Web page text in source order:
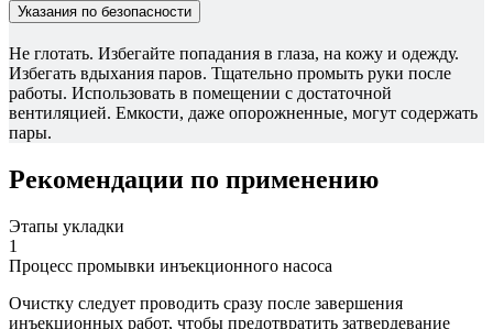
Указания по безопасности
Не глотать. Избегайте попадания в глаза, на кожу и одежду.
Избегать вдыхания паров. Тщательно промыть руки после
работы. Использовать в помещении с достаточной
вентиляцией. Емкости, даже опорожненные, могут содержать
пары.
Рекомендации по применению
Этапы укладки
1
Процесс промывки инъекционного насоса
Очистку следует проводить сразу после завершения
инъекционных работ, чтобы предотвратить затвердевание